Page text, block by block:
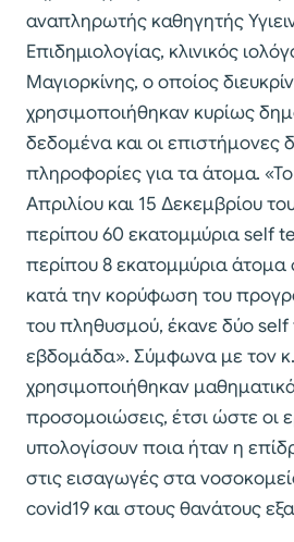
αναπληρωτής καθηγητής
Επιδημιολογίας, κλινικός
Μαγιορκίνης, ο οποίος
χρησιμοποιήθηκαν κυρίως
δεδομένα και οι επιστήμονες
πληροφορίες για τα άτομα.
Απριλίου και 15 Δεκεμβρίου
περίπου 60 εκατομμύρια self
περίπου 8 εκατομμύρια άτομα
κατά την κορύφωση του
του πληθυσμού, έκανε δύο
εβδομάδα». Σύμφωνα με τον κ.
χρησιμοποιήθηκαν
προσομοιώσεις, έτσι ώστε οι
υπολογίσουν ποια ήταν η
στις εισαγωγές στα
covid19 και στους θανάτους